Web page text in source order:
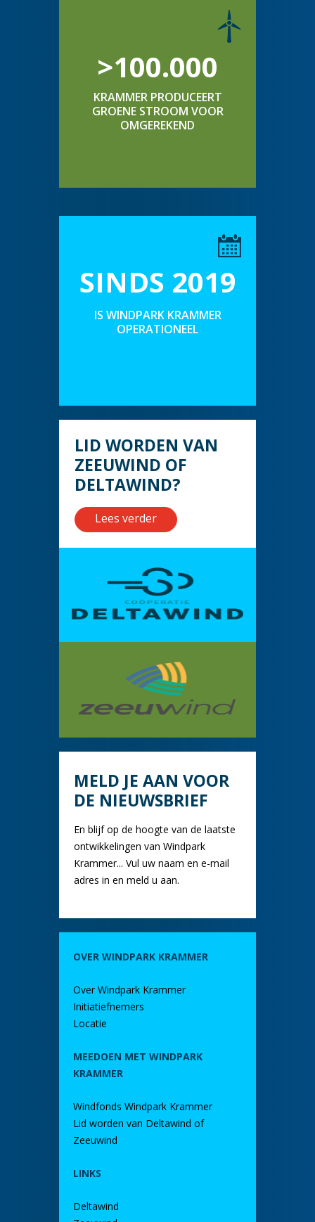
>100.000
KRAMMER PRODUCEERT
GROENE STROOM VOOR
OMGEREKEND
SINDS 2019
IS WINDPARK KRAMMER
OPERATIONEEL
LID WORDEN VAN
ZEEUWIND OF
DELTAWIND?
Lees verder
MELD JE AAN VOOR
DE NIEUWSBRIEF
En blijf op de hoogte van de laatste
ontwikkelingen van Windpark
Krammer... Vul uw naam en e-mail
adres in en meld u aan.
OVER WINDPARK KRAMMER
Over Windpark Krammer
Initiatiefnemers
Locatie
MEEDOEN MET WINDPARK
KRAMMER
Windfonds Windpark Krammer
Lid worden van Deltawind of
Zeeuwind
LINKS
Deltawind